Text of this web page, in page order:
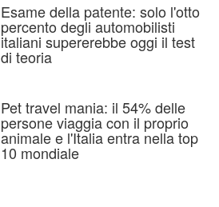
Esame della patente: solo l'otto
percento degli automobilisti
italiani supererebbe oggi il test
di teoria
Pet travel mania: il 54% delle
persone viaggia con il proprio
animale e l'Italia entra nella top
10 mondiale